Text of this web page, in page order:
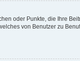
oder Punkte, die Ihre
von Benutzer zu